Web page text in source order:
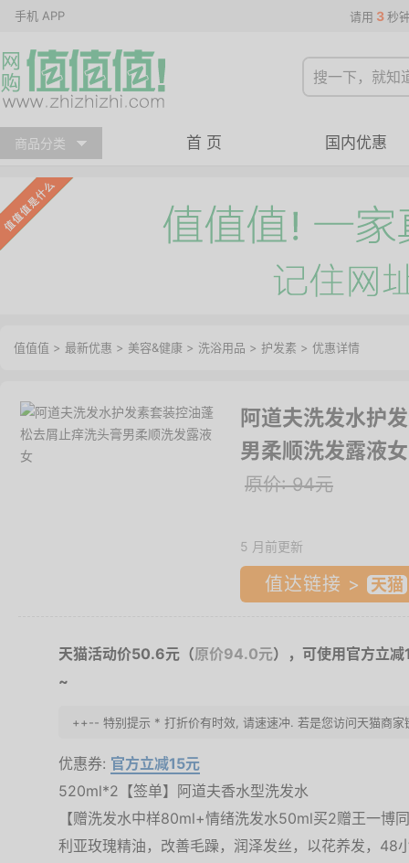
手机 APP 请用 3 秒
商品分类 首 页 国内优惠
值值值 > 最新优惠 > 美容&健康 > 洗浴用品 > 护发素 > 优惠详情
阿道夫洗发水护
男柔顺洗发露液女
原价: 94元
5 月前更新
值达链接 >
天猫活动价50.6元（原价94.0元），可使用官方立
~
++-- 特别提示 * 打折价有时效, 请速速冲. 若是您访问天猫商
优惠券: 官方立减15元
520ml*2【签单】阿道夫香水型洗发水
【赠洗发水中样80ml+情绪洗发水50ml买2赠王一博
利亚玫瑰精油，改善毛躁，润泽发丝，以花养发，48